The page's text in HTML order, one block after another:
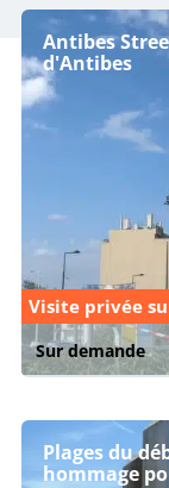
Antibes
d'Antibes
Visite privée
Sur demande
Plages du
hommage